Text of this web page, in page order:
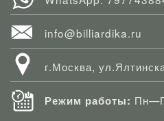
info@billiardika.ru
г.Москва,
Режим работы: